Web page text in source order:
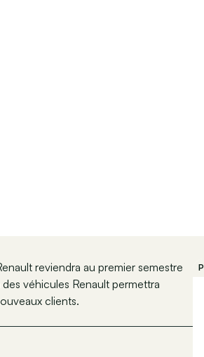
reviendra au premier semestre
véhicules Renault permettra
clients.